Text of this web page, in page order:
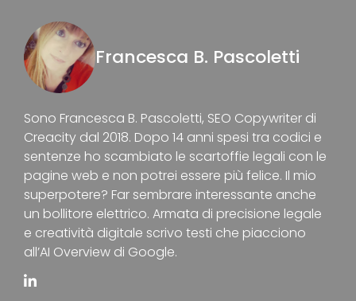
Francesca B. Pascoletti
Sono Francesca B. Pascoletti, SEO Copywriter di
Creacity dal 2018. Dopo 14 anni spesi tra codici e
sentenze ho scambiato le scartoffie legali con le
pagine web e non potrei essere più felice. Il mio
superpotere? Far sembrare interessante anche
un bollitore elettrico. Armata di precisione legale
e creatività digitale scrivo testi che piacciono
all’AI Overview di Google.